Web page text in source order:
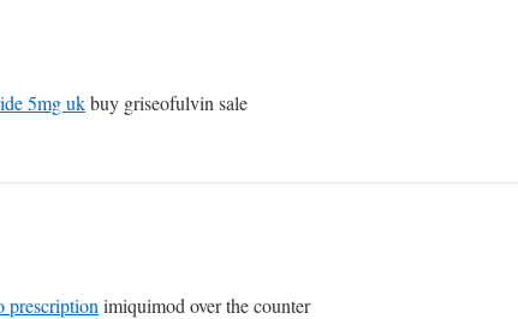
5mg ukbuy griseofulvin sale
prescription imiquimod over the counter